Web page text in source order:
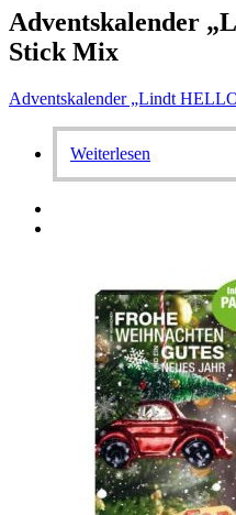
Adventskalender
Stick Mix
Adventskalender „Lindt
Weiterlesen